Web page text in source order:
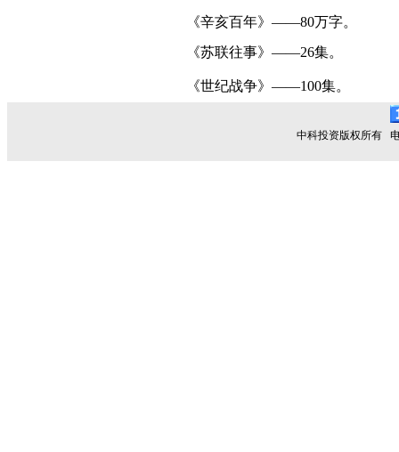
《辛亥百年》——80万字。
《苏联往事》——26集。
《世纪战争》——100集。
中科投资版权所有